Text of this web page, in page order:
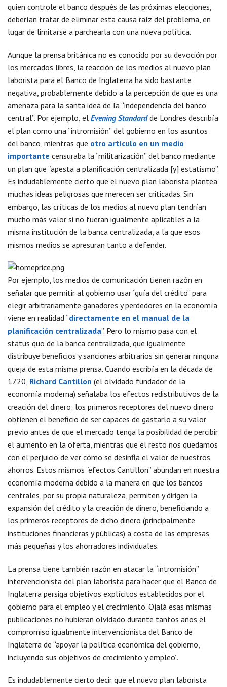
quien controle el banco después de las próximas elecciones,
deberían tratar de eliminar esta causa raíz del problema, en
lugar de limitarse a parchearla con una nueva política.
Aunque la prensa británica no es conocido por su devoción por
los mercados libres, la reacción de los medios al nuevo plan
laborista para el Banco de Inglaterra ha sido bastante
negativa, probablemente debido a la percepción de que es una
amenaza para la santa idea de la “independencia del banco
central”. Por ejemplo, el Evening Standardde Londres describía
el plan como una “intromisión” del gobierno en los asuntos
del banco, mientras que otro artículo en un medio
importante censuraba la “militarización” del banco mediante
un plan que “apesta a planificación centralizada [y] estatismo”.
Es indudablemente cierto que el nuevo plan laborista plantea
muchas ideas peligrosas que merecen ser criticadas. Sin
embargo, las críticas de los medios al nuevo plan tendrían
mucho más valor si no fueran igualmente aplicables a la
misma institución de la banca centralizada, a la que esos
mismos medios se apresuran tanto a defender.
Por ejemplo, los medios de comunicación tienen razón en
señalar que permitir al gobierno usar “guía del crédito” para
elegir arbitrariamente ganadores y perdedores en la economía
viene en realidad “directamente en el manual de la
planificación centralizada”. Pero lo mismo pasa con el
status quo de la banca centralizada, que igualmente
distribuye beneficios y sanciones arbitrarios sin generar ninguna
queja de esta misma prensa. Cuando escribía en la década de
1720, Richard Cantillon (el olvidado fundador de la
economía moderna) señalaba los efectos redistributivos de la
creación del dinero: los primeros receptores del nuevo dinero
obtienen el beneficio de ser capaces de gastarlo a su valor
previo antes de que el mercado tenga la posibilidad de percibir
el aumento en la oferta, mientras que el resto nos quedamos
con el perjuicio de ver cómo se desinfla el valor de nuestros
ahorros. Estos mismos “efectos Cantillon” abundan en nuestra
economía moderna debido a la manera en que los bancos
centrales, por su propia naturaleza, permiten y dirigen la
expansión del crédito y la creación de dinero, beneficiando a
los primeros receptores de dicho dinero (principalmente
instituciones financieras y públicas) a costa de las empresas
más pequeñas y los ahorradores individuales.
La prensa tiene también razón en atacar la “intromisión”
intervencionista del plan laborista para hacer que el Banco de
Inglaterra persiga objetivos explícitos establecidos por el
gobierno para el empleo y el crecimiento. Ojalá esas mismas
publicaciones no hubieran olvidado durante tantos años el
compromiso igualmente intervencionista del Banco de
Inglaterra de “apoyar la política económica del gobierno,
incluyendo sus objetivos de crecimiento y empleo”.
Es indudablemente cierto decir que el nuevo plan laborista